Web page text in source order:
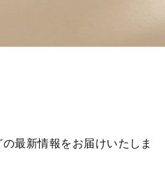
最新情報をお届けいたしま